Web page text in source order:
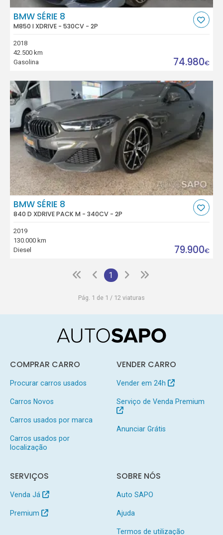
BMW SÉRIE 8
M850 I XDRIVE - 530CV - 2P
2018
42.500 km
Gasolina
74.980€
BMW SÉRIE 8
840 D XDRIVE PACK M - 340CV - 2P
2019
130.000 km
Diesel
79.900€
1
Pág. 1 de 1 / 12 viaturas
COMPRAR CARRO
Procurar carros usados
Carros Novos
Carros usados por marca
Carros usados por
localização
VENDER CARRO
Vender em 24h
Serviço de Venda Premium
Anunciar Grátis
SERVIÇOS
Venda Já
Premium
SOBRE NÓS
Auto SAPO
Ajuda
Termos de utilização